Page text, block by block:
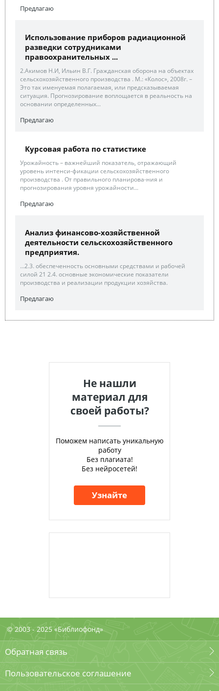
Предлагаю
Использование приборов радиационной
разведки сотрудниками
правоохранительных ...
2.Акимов Н.И, Ильин В.Г. Гражданская оборона на объектах
сельскохозяйственного производства . М.: «Колос», 2008г. –
Это так именуемая полагаемая, или предсказываемая
ситуация. Прогнозирование воплощается в реальность на
основании определенных...
Предлагаю
Курсовая работа по статистике
Урожайность – важнейший показатель, отражающий
уровень интенси-фикации сельскохозяйственного
производства . От правильного планирова-ния и
прогнозирования уровня урожайности...
Предлагаю
Анализ финансово-хозяйственной
деятельности сельскохозяйственного
предприятия.
...2.3. обеспеченность основными средствами и рабочей
силой 21 2.4. основные экономические показатели
производства и реализации продукции хозяйства.
Предлагаю
Не нашли
материал для
своей работы?
Поможем написать уникальную
работу
Без плагиата!
Без нейросетей!
Узнайте
© 2003 - 2025 «Библиофонд»
Обратная связь
Пользовательское соглашение